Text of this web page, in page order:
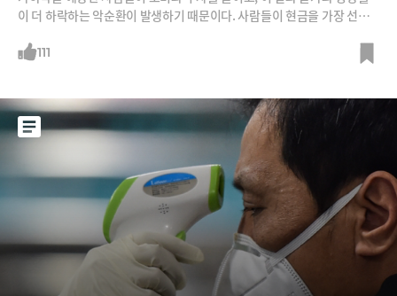
이 더 하락하는 악순환이 발생하기 때문이다. 사람들이 현금을 가장 선호
0년의 늪에 빠진 것도 디플레에서 탈출하지 못했기 때문이다.위험하기는
비참하다. 중앙은
111